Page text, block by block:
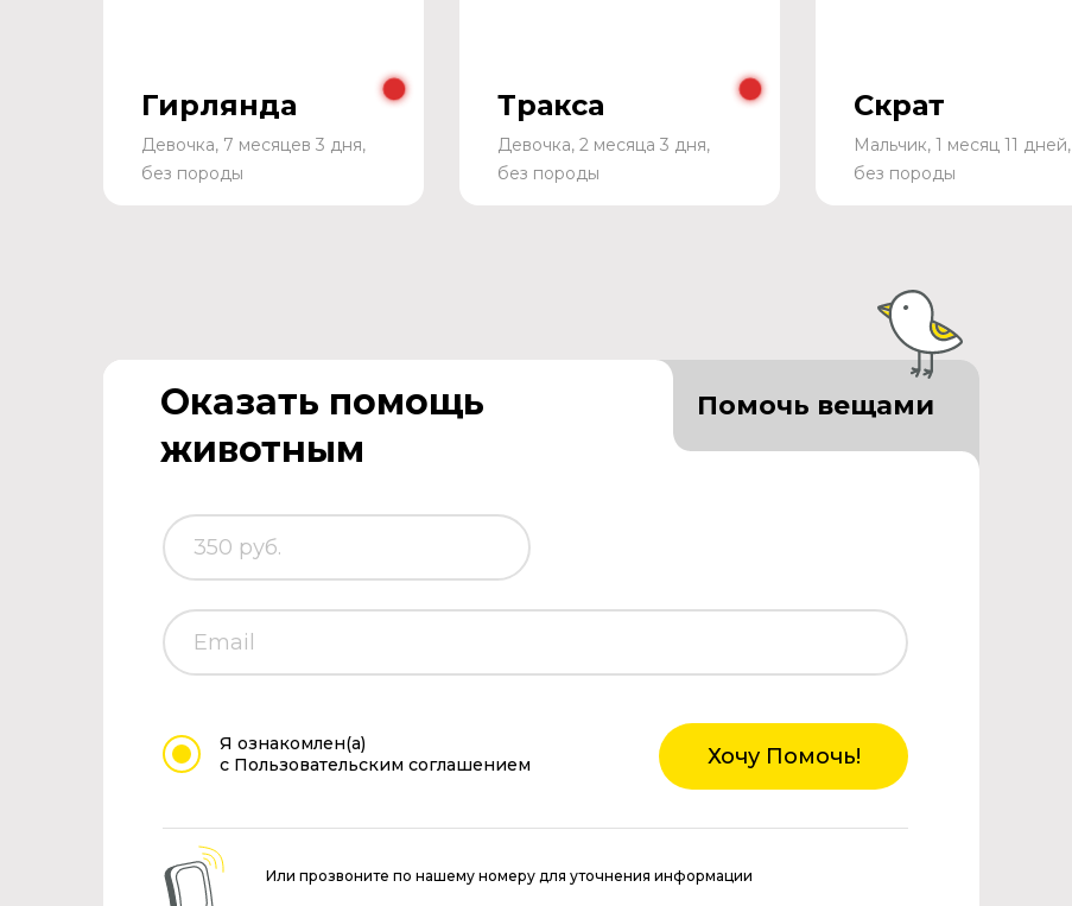
Гирлянда
Девочка, 7 месяцев 3 дня,
без породы
Тракса
Девочка, 2 месяца 3 дня,
без породы
Скрат
Мальчик, 1 месяц 11 дней,
без породы
Оказать помощь
животным
Помочь вещами
Я ознакомлен(а)
с Пользовательским соглашением
Хочу Помочь!
Или прозвоните по нашему номеру для уточнения информации